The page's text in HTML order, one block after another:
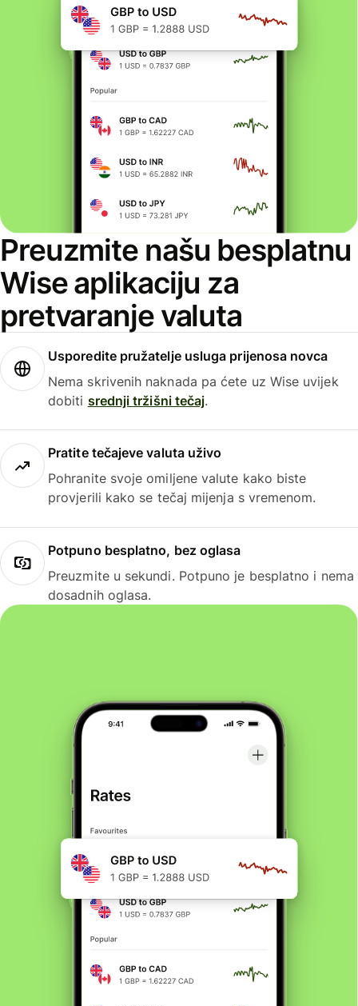
Preuzmite našu besplatnu
Wise aplikaciju za
pretvaranje valuta
Usporedite pružatelje usluga prijenosa novca
Nema skrivenih naknada pa ćete uz Wise uvijek
dobiti srednji tržišni tečaj.
Pratite tečajeve valuta uživo
Pohranite svoje omiljene valute kako biste
provjerili kako se tečaj mijenja s vremenom.
Potpuno besplatno, bez oglasa
Preuzmite u sekundi. Potpuno je besplatno i nema
dosadnih oglasa.